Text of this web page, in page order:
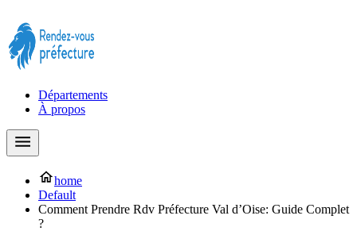
Départements
À propos
home
Default
Comment Prendre Rdv Préfecture Val d’Oise: Guide Complet
?